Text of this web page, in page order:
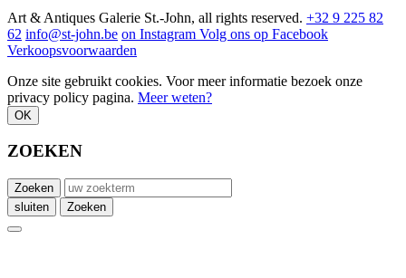
Art & Antiques Galerie St.-John, all rights reserved. +32 9 225 82
62 info@st-john.be on Instagram Volg ons op Facebook
Verkoopsvoorwaarden
Onze site gebruikt cookies. Voor meer informatie bezoek onze
privacy policy pagina. Meer weten?
OK
ZOEKEN
Zoeken
sluiten
Zoeken